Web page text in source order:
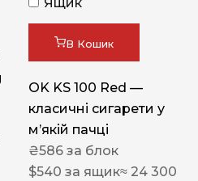
Ящик
В Кошик
OK KS 100 Red —
класичні сигарети у
м’якій пачці
₴586 за блок
$540 за ящик≈ 24 300